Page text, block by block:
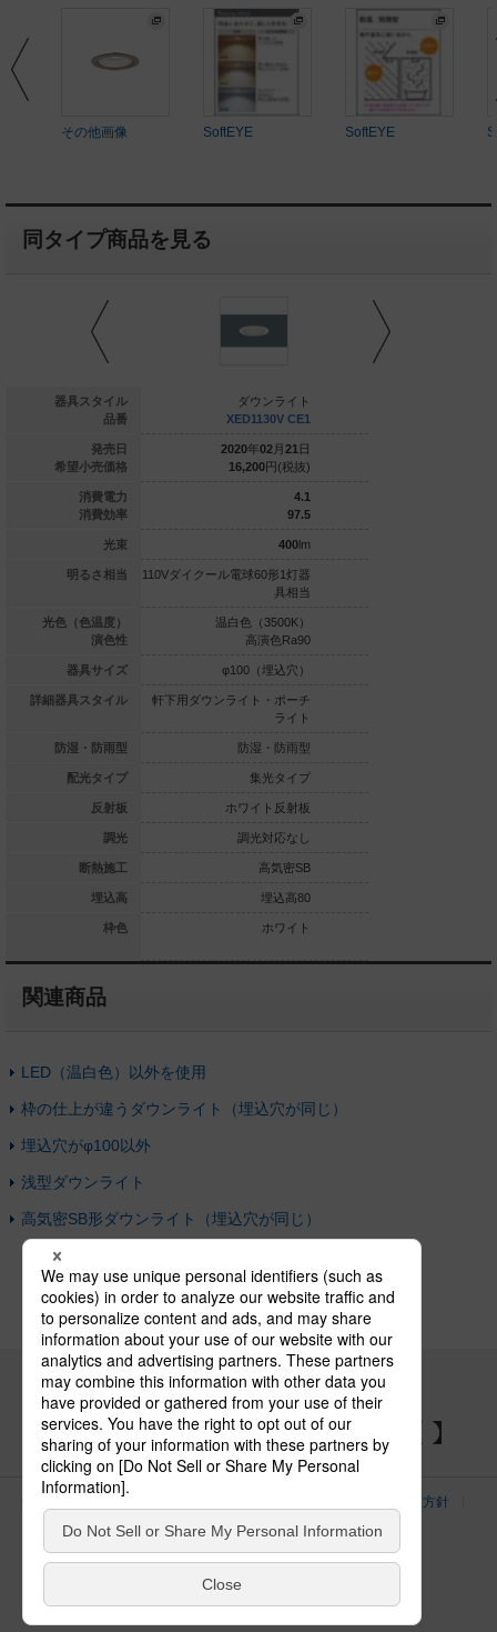
その他画像 SoftEYE SoftEYE
同タイプ商品を見る
器具スタイル
品番
発売日
希望小売価格
消費電力
消費効率
光束
明るさ相当
光色（色温度）
演色性
器具サイズ
詳細器具スタイル
防湿・防雨型
配光タイプ
反射板
調光
断熱施工
埋込高
枠色
ダウンライト
円(税抜)
7.8
61.5
球80形1灯器
色（2700K）
（埋込穴）
イト・ポーチ
防湿・防雨型
集光タイプ
高気密SB
ダウンライト
XED1130V CE1
2020年02 月 21 日
16,200円(税抜)
4.1
97.5
400lm
110Vダイクール電球60形1灯器
具相当
温白色（3500K）
高演色Ra90
φ100（埋込穴）
軒下用ダウンライト・ポーチ
ライト
防湿・防雨型
集光タイプ
ホワイト反射板
調光対応なし
高気密SB
埋込高80
ホワイト
関連商品
LED（温白色）以外を使用
枠の仕上が違うダウンライト（埋込穴が同じ）
埋込穴がφ100以外
浅型ダウンライト
高気密SB形ダウンライト（埋込穴が同じ）
パナソニックの電気設備 SNSアカウント
サイトのご利用にあたって
個人情報保護方針
パナソニック ホールディングス
Area/Country
電気・建築設備（ビジネス）